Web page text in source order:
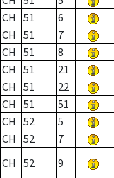
CH
51 6
CH
51 7
CH
51 8
CH
51 21
CH
51 22
CH
51 51
CH
52 5
CH
52 7
CH
52 9